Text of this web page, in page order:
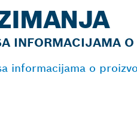
INFORMACIJAMA
informacijama o